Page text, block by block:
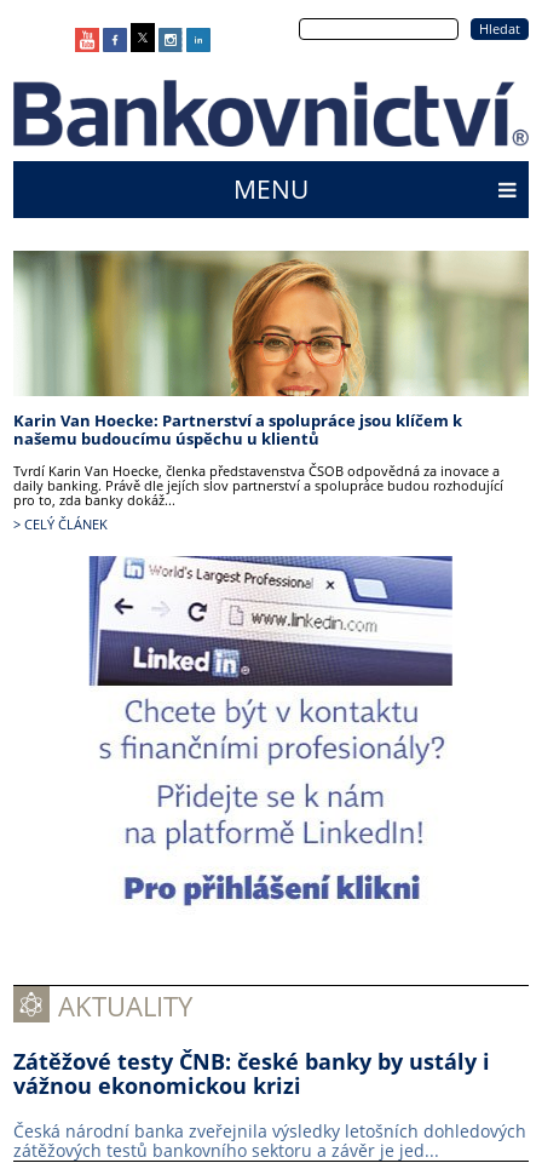
Hledat
menu
MENU
Karin Van Hoecke: Partnerství a spolupráce jsou klíčem k
našemu budoucímu úspěchu u klientů
Tvrdí Karin Van Hoecke, členka představenstva ČSOB odpovědná za inovace a
daily banking. Právě dle jejích slov partnerství a spolupráce budou rozhodující
pro to, zda banky dokáž...
> CELÝ ČLÁNEK
AKTUALITY
Zátěžové testy ČNB: české banky by ustály i
vážnou ekonomickou krizi
Česká národní banka zveřejnila výsledky letošních dohledových
zátěžových testů bankovního sektoru a závěr je jed...